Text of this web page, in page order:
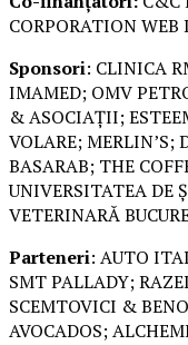
CORPORATION WEB
Sponsori: CLINICA
IMAMED; OMV
& ASOCIAȚII;
VOLARE; MERLIN’S;
BASARAB; THE
UNIVERSITATEA DE
VETERINARĂ
Parteneri: AUTO
SMT PALLADY;
SCEMTOVICI &
AVOCADOS;